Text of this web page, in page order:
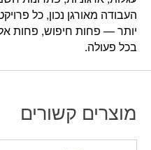
העבודה מאורגן נכון, כל
יותר — פחות חיפוש, פחות
בכל פעולה.
מוצרים קשורים